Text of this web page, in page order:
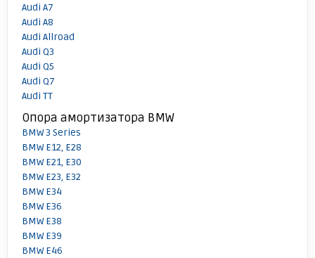
Audi A7
Audi A8
Audi Allroad
Audi Q3
Audi Q5
Audi Q7
Audi TT
Опора амортизатора BMW
BMW 3 Series
BMW E12, E28
BMW E21, E30
BMW E23, E32
BMW E34
BMW E36
BMW E38
BMW E39
BMW E46